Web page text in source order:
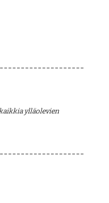
ylläolevien